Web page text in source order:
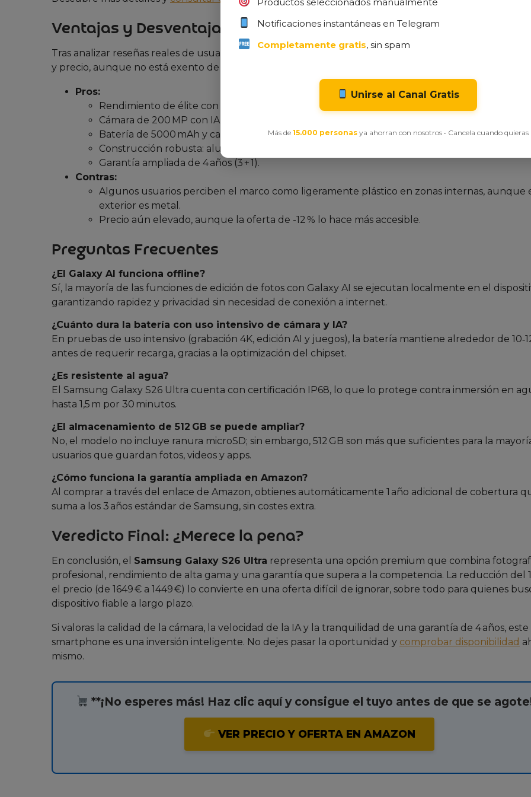
Ventajas y Desventajas (Opinión Realista)
Tras analizar reseñas reales de usuarios, el Samsung Galaxy S26 Ultra muestra un equilibrio entre
y precio, aunque no está exento de algunos puntos mejorables.
Pros:
Rendimiento de élite con Snapdragon 8 Elite Gen 5.
Cámara de 200 MP con IA que simplifica la edición.
Batería de 5000 mAh y carga rápida de 65 W.
Construcción robusta: aluminio Armor + Gorilla Glass.
Garantía ampliada de 4 años (3 + 1).
Contras:
Algunos usuarios perciben el marco como ligeramente plástico en zonas internas, aunque
exterior es metal.
Precio aún elevado, aunque la oferta de -12 % lo hace más accesible.
Preguntas Frecuentes
¿El Galaxy AI funciona offline?
Sí, la mayoría de las funciones de edición de fotos con Galaxy AI se ejecutan localmente en el
garantizando rapidez y privacidad sin necesidad de conexión a internet.
¿Cuánto dura la batería con uso intensivo de cámara y IA?
En pruebas de uso intensivo (grabación 4K, edición AI y juegos), la batería mantiene alrededor de
antes de requerir recarga, gracias a la optimización del chipset.
¿Es resistente al agua?
El Samsung Galaxy S26 Ultra cuenta con certificación IP68, lo que lo protege contra inmersión en
hasta 1,5 m por 30 minutos.
¿El almacenamiento de 512 GB se puede ampliar?
No, el modelo no incluye ranura microSD; sin embargo, 512 GB son más que suficientes para la
usuarios que guardan fotos, videos y apps.
¿Cómo funciona la garantía ampliada en Amazon?
Al comprar a través del enlace de Amazon, obtienes automáticamente 1 año adicional de cobertura
suma a los 3 años estándar de Samsung, sin costes extra.
Veredicto Final: ¿Merece la pena?
En conclusión, el Samsung Galaxy S26 Ultra representa una opción premium que combina
profesional, rendimiento de alta gama y una garantía que supera a la competencia. La reducción del
el precio (de 1649 € a 1449 €) lo convierte en una oferta difícil de ignorar, sobre todo para quienes
dispositivo fiable a largo plazo.
Si valoras la calidad de la cámara, la velocidad de la IA y la tranquilidad de una garantía de 4 años, este
smartphone es una inversión inteligente. No dejes pasar la oportunidad y comprobar disponibilidad
mismo.
**¡No esperes más! Haz clic aquí y consigue el tuyo antes de que se
VER PRECIO Y OFERTA EN AMAZON
Notificaciones instantáneas en Telegram
Completamente gratis, sin spam
Unirse al Canal Gratis
Más de 15.000 personas ya ahorran con nosotros • Cancela cuando quieras